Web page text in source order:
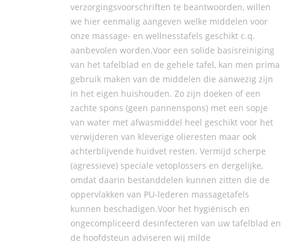
verzorgingsvoorschriften te beantwoorden, willen
we hier eenmalig aangeven welke middelen voor
onze massage- en wellnesstafels geschikt c.q.
aanbevolen worden.Voor een solide basisreiniging
van het tafelblad en de gehele tafel, kan men prima
gebruik maken van de middelen die aanwezig zijn
in het eigen huishouden. Zo zijn doeken of een
zachte spons (geen pannenspons) met een sopje
van water met afwasmiddel heel geschikt voor het
verwijderen van kleverige olieresten maar ook
achterblijvende huidvet resten. Vermijd scherpe
(agressieve) speciale vetoplossers en dergelijke,
omdat daarin bestanddelen kunnen zitten die de
oppervlakken van PU-lederen massagetafels
kunnen beschadigen.Voor het hygiënisch en
ongecompliceerd desinfecteren van uw tafelblad en
de hoofdsteun adviseren wij milde